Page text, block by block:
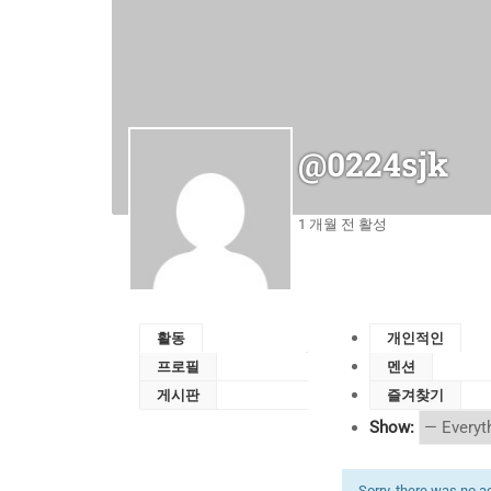
@0224sjk
1 개월 전 활성
활동
프로필
게시판
개인적인
멘션
즐겨찾기
Show: